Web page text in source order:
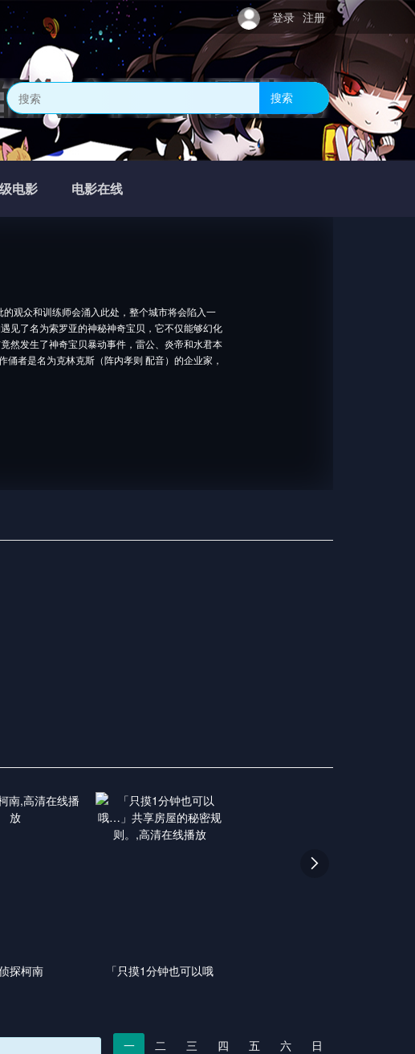
登录 注册
门户网站-樱花动
搜索
电影 电影在线
观众和训练师会涌入此处，整个城市将会陷入一
见了名为索罗亚的神秘神奇宝贝，它不仅能够幻化
然发生了神奇宝贝暴动事件，雷公、炎帝和水君本
者是名为克林克斯（阵内孝则 配音）的企业家，
探柯南 「只摸1分钟也可以哦

一 二 三 四 五 六 日